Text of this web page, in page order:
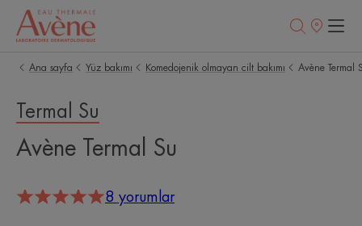
Satış
Ana sayfa Yüz bakımı Komedojenik olmayan cilt bakımı Avène Termal
Termal Su
Avène Termal Su
8 yorumlar